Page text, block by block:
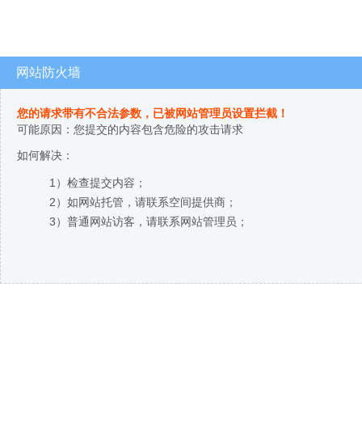
网站防火墙
您的请求带有不合法参数，已被网站管理员设置拦截！
可能原因：您提交的内容包含危险的攻击请求
如何解决：
1）检查提交内容；
2）如网站托管，请联系空间提供商；
3）普通网站访客，请联系网站管理员；